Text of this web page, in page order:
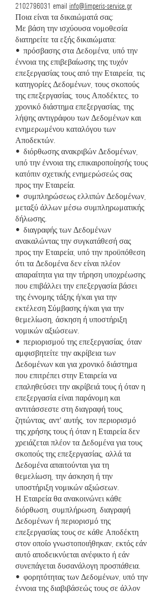
2102796031 email info@limperis-service.gr
Ποια είναι τα δικαιώματά σας:
Με βάση την ισχύουσα νομοθεσία
διατηρείτε τα εξής δικαιώματα:
• πρόσβασης στα Δεδομένα, υπό την
έννοια της επιβεβαίωσης της τυχόν
επεξεργασίας τους από την Εταιρεία, τις
κατηγορίες Δεδομένων, τους σκοπούς
της επεξεργασίας, τους Αποδέκτες, το
χρονικό διάστημα επεξεργασίας, της
λήψης αντιγράφου των Δεδομένων και
ενημερωμένου καταλόγου των
Αποδεκτών.
• διόρθωσης ανακριβών Δεδομένων,
υπό την έννοια της επικαιροποίησής τους
κατόπιν σχετικής ενημερώσεώς σας
προς την Εταιρεία.
• συμπληρώσεως ελλιπών Δεδομένων,
μεταξύ άλλων μέσω συμπληρωματικής
δήλωσης.
• διαγραφής των Δεδομένων
ανακαλώντας την συγκατάθεσή σας
προς την Εταιρεία, υπό την προϋπόθεση
ότι τα Δεδομένα δεν είναι πλέον
απαραίτητα για την τήρηση υποχρέωσης
που επιβάλλει την επεξεργασία βάσει
της έννομης τάξης ή/και για την
εκτέλεση Σύμβασης ή/και για την
θεμελίωση, άσκηση ή υποστήριξη
νομικών αξιώσεων.
• περιορισμού της επεξεργασίας, όταν
αμφισβητείτε την ακρίβεια των
Δεδομένων και για χρονικό διάστημα
που επιτρέπει στην Εταιρεία να
επαληθεύσει την ακρίβειά τους ή όταν η
επεξεργασία είναι παράνομη και
αντιτάσσεστε στη διαγραφή τους,
ζητώντας, αντ' αυτής, τον περιορισμό
της χρήσης τους ή όταν η Εταιρεία δεν
χρειάζεται πλέον τα Δεδομένα για τους
σκοπούς της επεξεργασίας, αλλά τα
Δεδομένα απαιτούνται για τη
θεμελίωση, την άσκηση ή την
υποστήριξη νομικών αξιώσεων.
Η Εταιρεία θα ανακοινώνει κάθε
διόρθωση, συμπλήρωση, διαγραφή
Δεδομένων ή περιορισμό της
επεξεργασίας τους σε κάθε Αποδέκτη
στον οποίο γνωστοποιήθηκαν, εκτός εάν
αυτό αποδεικνύεται ανέφικτο ή εάν
συνεπάγεται δυσανάλογη προσπάθεια.
• φορητότητας των Δεδομένων, υπό την
έννοια της διαβιβάσεώς τους σε άλλον